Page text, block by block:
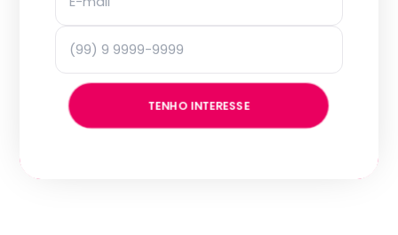
TENHO INTERESSE